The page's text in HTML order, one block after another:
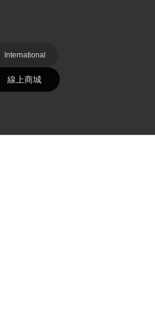
International
線上商城